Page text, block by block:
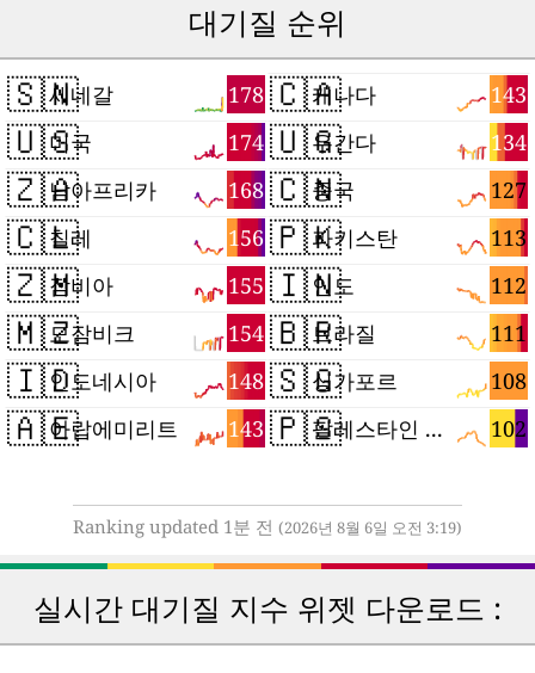
대기질 순위
🇸🇳 178
세네갈
🇺🇸 174
미국
🇿🇦 168
남아프리카
🇨🇱 156
칠레
🇿🇲 155
잠비아
🇲🇿 154
모잠비크
🇮🇩 148
인도네시아
🇦🇪 143
아랍에미리트
🇨🇦 143
캐나다
🇺🇬 134
우간다
🇨🇳 127
중국
🇵🇰 113
파키스탄
🇮🇳 112
인도
🇧🇷 111
브라질
🇸🇬 108
싱가포르
🇵🇸 102
팔레스타인 지구
Ranking updated 1분 전 (2026년 8월 6일 오전 3:19)
실시간 대기질 지수 위젯 다운로드 :